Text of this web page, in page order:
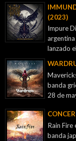
(2023)
Impure
lanzado
banda
28 de
Rain Fire
banda